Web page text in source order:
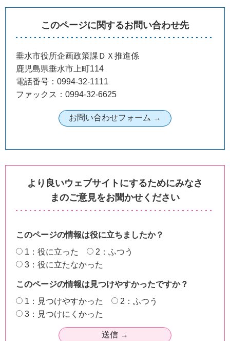
このページに関するお問い合わせ先
垂水市役所企画政策課ＤＸ推進係
鹿児島県垂水市上町114
電話番号：0994-32-1111
ファックス：0994-32-6625
より良いウェブサイトにするためにみなさ
まのご意見をお聞かせください
このページの情報は役に立ちましたか？
1：役に立った
2：ふつう
3：役に立たなかった
このページの情報は見つけやすかったですか？
1：見つけやすかった
2：ふつう
3：見つけにくかった